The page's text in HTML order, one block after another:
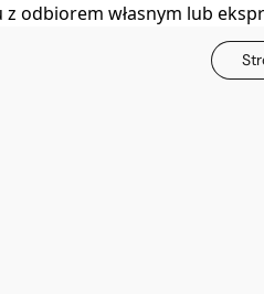
odbiorem własnym lub